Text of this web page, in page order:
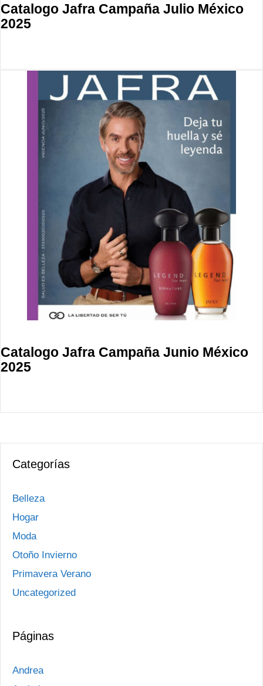
Catalogo Jafra Campaña Julio México
2025
Catalogo Jafra Campaña Junio México
2025
Categorías
Belleza
Hogar
Moda
Otoño Invierno
Primavera Verano
Uncategorized
Páginas
Andrea